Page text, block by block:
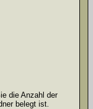
die Anzahl der
belegt ist.